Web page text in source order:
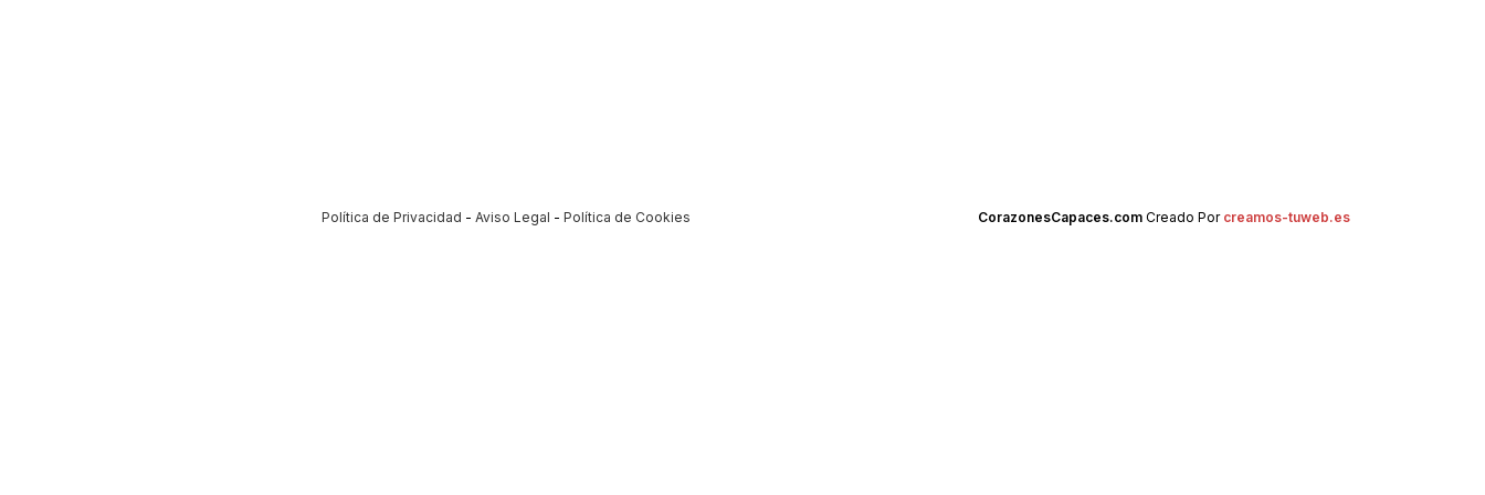
Política de Privacidad - Aviso Legal - Política de Cookies CorazonesCapaces.com Creado Por creamos-tuweb.es